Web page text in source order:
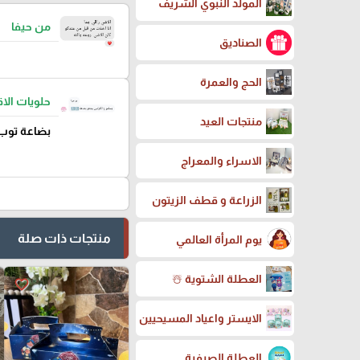
المولد النبوي الشريف
الصناديق
الحج والعمرة
منتجات العيد
الاسراء والمعراج
الزراعة و قطف الزيتون
يوم المرأة العالمي
العطلة الشتوية ☃️
الايستر واعياد المسيحيين
من حيفا
حلويات
بضاعة
منتجات ذات صلة
favorite_border